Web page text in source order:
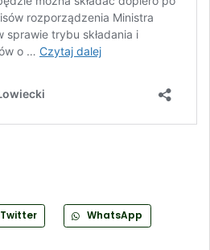
Twitter WhatsApp